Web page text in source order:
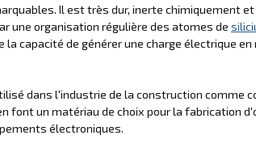
Il est très dur, inerte chimiquement
une organisation régulière des atomes de
capacité de générer une charge électrique en
dans l'industrie de la construction comme
font un matériau de choix pour la fabrication
électroniques.